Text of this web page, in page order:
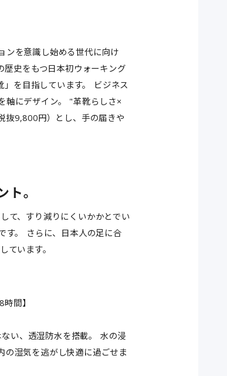
ンを意識し始める世代に向け
史をもつ日本初ウォーキング
を目指しています。 ビジネス
軸にデザイン。 "革靴らしさ×
抜9,800円）とし、手の届きや
。
て、すり減りにくいかかとでい
す。 さらに、日本人の足に合
ています。
間】
い、透湿防水を搭載。 水の浸
の湿気を逃がし快適に過ごせま